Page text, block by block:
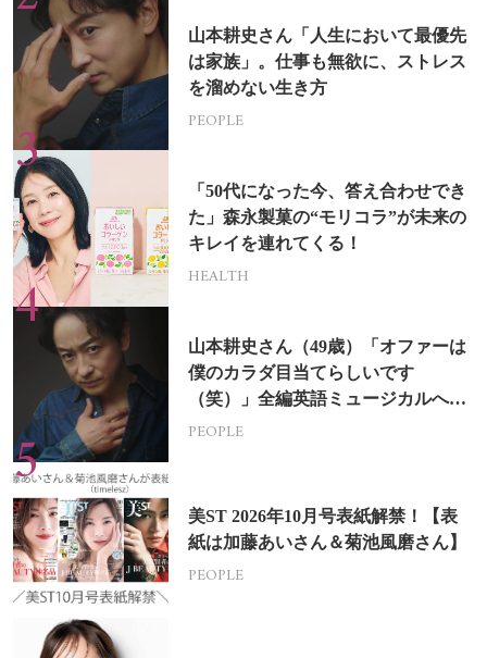
山本耕史さん「人生において最優先
は家族」。仕事も無欲に、ストレス
を溜めない生き方
PEOPLE
「50代になった今、答え合わせでき
た」森永製菓の“モリコラ”が未来の
キレイを連れてくる！
HEALTH
山本耕史さん（49歳）「オファーは
僕のカラダ目当てらしいです
（笑）」全編英語ミュージカルへの
挑戦
PEOPLE
美ST 2026年10月号表紙解禁！【表
紙は加藤あいさん＆菊池風磨さん】
PEOPLE